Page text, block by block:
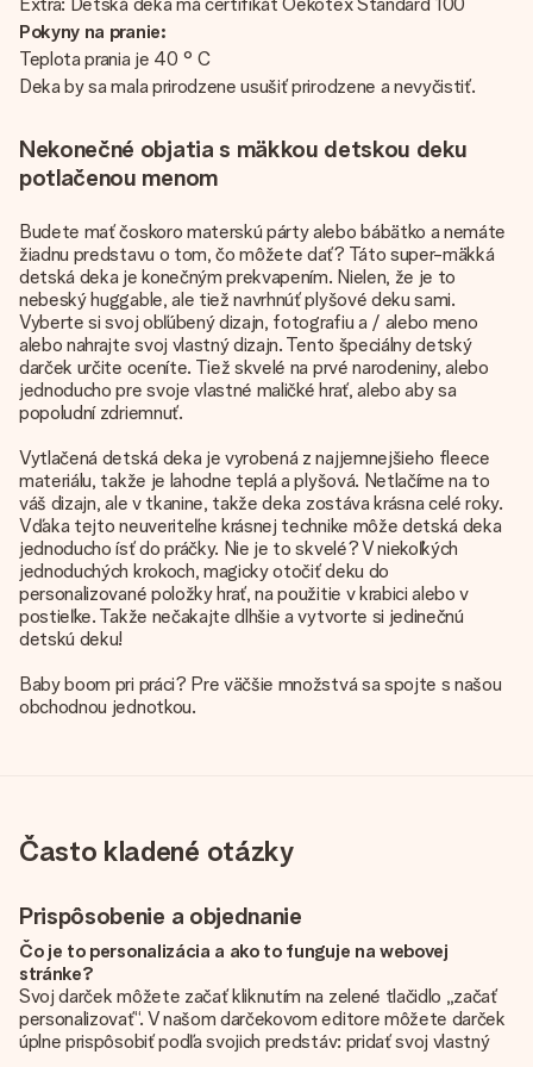
Pokyny na pranie:
Teplota prania je 40 ° C
Deka by sa mala prirodzene usušiť prirodzene a nevyčistiť.
Nekonečné objatia s mäkkou detskou deku
potlačenou menom
Budete mať čoskoro materskú párty alebo bábätko a nemáte
žiadnu predstavu o tom, čo môžete dať? Táto super-mäkká
detská deka je konečným prekvapením. Nielen, že je to
nebeský huggable, ale tiež navrhnúť plyšové deku sami.
Vyberte si svoj obľúbený dizajn, fotografiu a / alebo meno
alebo nahrajte svoj vlastný dizajn. Tento špeciálny detský
darček určite oceníte. Tiež skvelé na prvé narodeniny, alebo
jednoducho pre svoje vlastné maličké hrať, alebo aby sa
popoludní zdriemnuť.
Vytlačená detská deka je vyrobená z najjemnejšieho fleece
materiálu, takže je lahodne teplá a plyšová. Netlačíme na to
váš dizajn, ale v tkanine, takže deka zostáva krásna celé roky.
Vďaka tejto neuveriteľne krásnej technike môže detská deka
jednoducho ísť do práčky. Nie je to skvelé? V niekoľkých
jednoduchých krokoch, magicky otočiť deku do
personalizované položky hrať, na použitie v krabici alebo v
postieľke. Takže nečakajte dlhšie a vytvorte si jedinečnú
detskú deku!
Baby boom pri práci? Pre väčšie množstvá sa spojte s našou
obchodnou jednotkou.
Často kladené otázky
Prispôsobenie a objednanie
Čo je to personalizácia a ako to funguje na webovej
stránke?
Svoj darček môžete začať kliknutím na zelené tlačidlo „začať
personalizovať“. V našom darčekovom editore môžete darček
úplne prispôsobiť podľa svojich predstáv: pridať svoj vlastný